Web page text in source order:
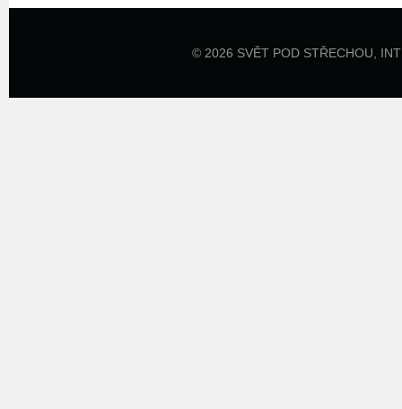
© 2026 SVĚT POD STŘECHOU,